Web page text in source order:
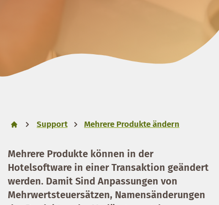
Support Mehrere Produkte ändern
Mehrere Produkte können in der
Hotelsoftware in einer Transaktion geändert
werden. Damit Sind Anpassungen von
Mehrwertsteuersätzen, Namensänderungen